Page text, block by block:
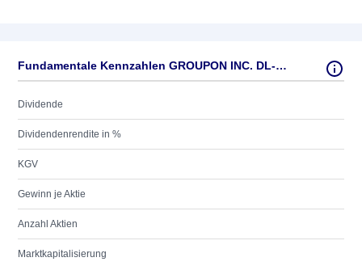
Fundamentale Kennzahlen GROUPON INC. DL-,0001
Dividende
Dividendenrendite in %
KGV
Gewinn je Aktie
Anzahl Aktien
Marktkapitalisierung